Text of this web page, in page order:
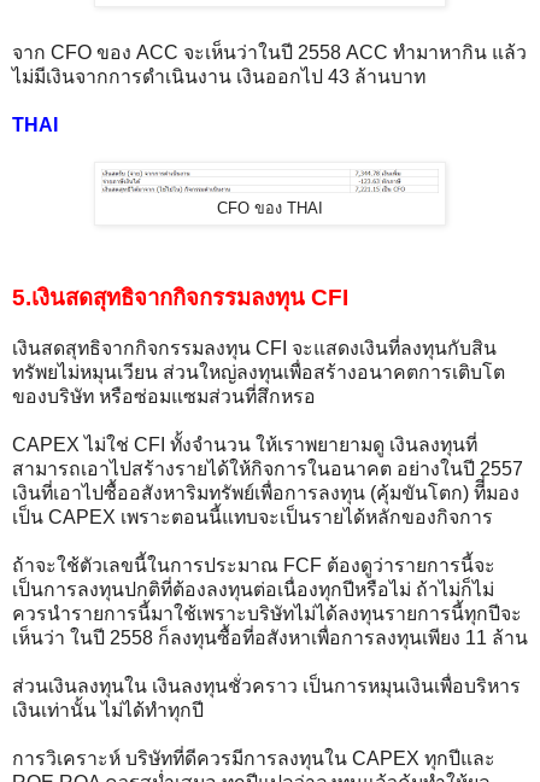
จาก CFO ของ ACC จะเห็นว่าในปี 2558 ACC ทำมาหากิน แล้ว
ไม่มีเงินจากการดำเนินงาน เงินออกไป 43 ล้านบาท
THAI
CFO ของ THAI
5.เงินสดสุทธิจากกิจกรรมลงทุน CFI
เงินสดสุทธิจากกิจกรรมลงทุน CFI จะแสดงเงินที่ลงทุนกับสิน
ทรัพยไม่หมุนเวียน ส่วนใหญ่ลงทุนเพื่อสร้างอนาคตการเติบโต
ของบริษัท หรือซ่อมแซมส่วนที่สึกหรอ
CAPEX ไม่ใช่ CFI ทั้งจำนวน ให้เราพยายามดู เงินลงทุนที่
สามารถเอาไปสร้างรายได้ให้กิจการในอนาคต อย่างในปี 2557
เงินที่เอาไปซื้ออสังหาริมทรัพย์เพื่อการลงทุน (คุ้มขันโตก) ทีี่มอง
เป็น CAPEX เพราะตอนนี้แทบจะเป็นรายได้หลักของกิจการ
ถ้าจะใช้ตัวเลขนี้ในการประมาณ FCF ต้องดูว่ารายการนี้จะ
เป็นการลงทุนปกติที่ต้องลงทุนต่อเนื่องทุกปีหรือไม่ ถ้าไม่ก็ไม่
ควรนำรายการนี้มาใช้เพราะบริษัทไม่ได้ลงทุนรายการนี้ทุกปีจะ
เห็นว่า ในปี 2558 ก็ลงทุนซื้อที่อสังหาเพื่อการลงทุนเพียง 11 ล้าน
ส่วนเงินลงทุนใน เงินลงทุนชั่วคราว เป็นการหมุนเงินเพื่อบริหาร
เงินเท่านั้น ไม่ได้ทำทุกปี
การวิเคราะห์ บริษัทที่ดีควรมีการลงทุนใน CAPEX ทุกปีและ